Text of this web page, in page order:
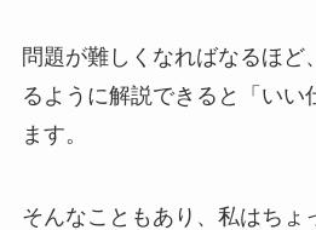
問題が難しくなればなるほど
るように解説できると「いい
ます。
そんなこともあり、私はちょ